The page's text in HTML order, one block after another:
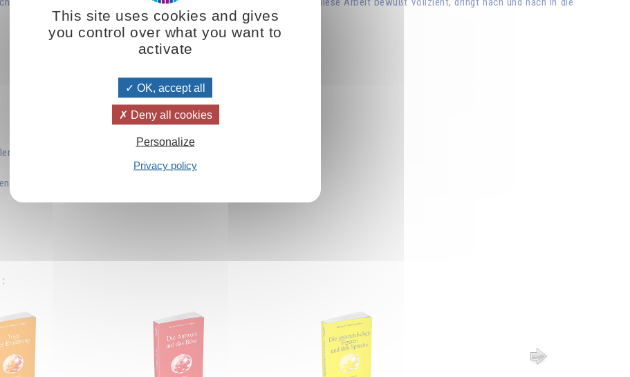
Mitteln suchen
sind
This site uses cookies and gives
you control over what you want to
activate
OK, accept all
Deny all cookies
Personalize
Privacy policy